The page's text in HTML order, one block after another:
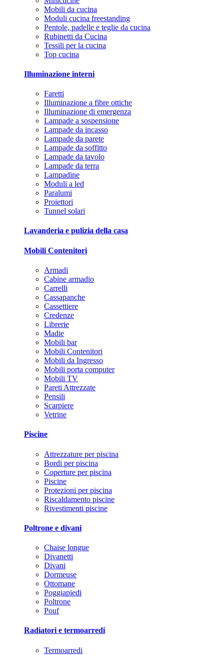
Mobili da cucina
Moduli cucina freestanding
Pentole, padelle e teglie da cucina
Rubinetti da Cucina
Tessili per la cucina
Top cucina
Illuminazione interni
Faretti
Illuminazione a fibre ottiche
Illuminazione di emergenza
Lampade a sospensione
Lampade da incasso
Lampade da parete
Lampade da soffitto
Lampade da tavolo
Lampade da terra
Lampadine
Moduli a led
Paralumi
Proiettori
Tunnel solari
Lavanderia e pulizia della casa
Mobili Contenitori
Armadi
Cabine armadio
Carrelli
Cassapanche
Cassettiere
Credenze
Librerie
Madie
Mobili bar
Mobili Contenitori
Mobili da Ingresso
Mobili porta computer
Mobili TV
Pareti Attrezzate
Pensili
Scarpiere
Vetrine
Piscine
Attrezzature per piscina
Bordi per piscina
Coperture per piscina
Piscine
Protezioni per piscina
Riscaldamento piscine
Rivestimenti piscine
Poltrone e divani
Chaise longue
Divanetti
Divani
Dormeuse
Ottomane
Poggiapiedi
Poltrone
Pouf
Radiatori e termoarredi
Termoarredi